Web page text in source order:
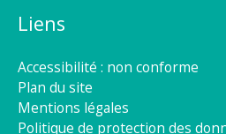
Liens
Accessibilité : non conforme
Plan du site
Mentions légales
Politique de protection des